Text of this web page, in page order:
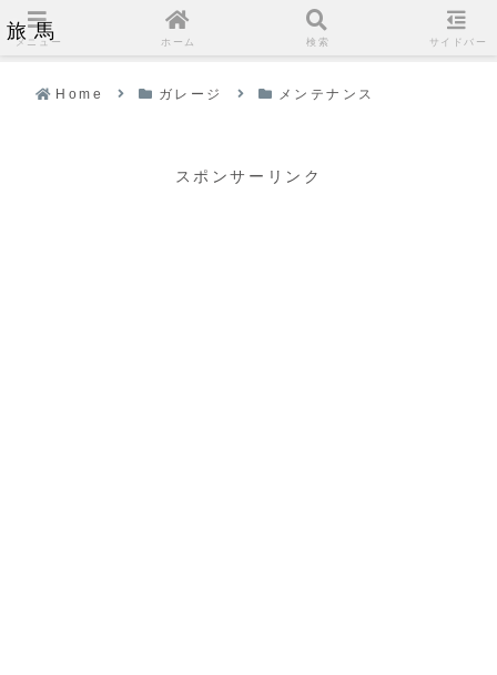
旅馬
Home ガレージ メンテナンス
スポンサーリンク
メニュー ホーム 検索 サイドバー